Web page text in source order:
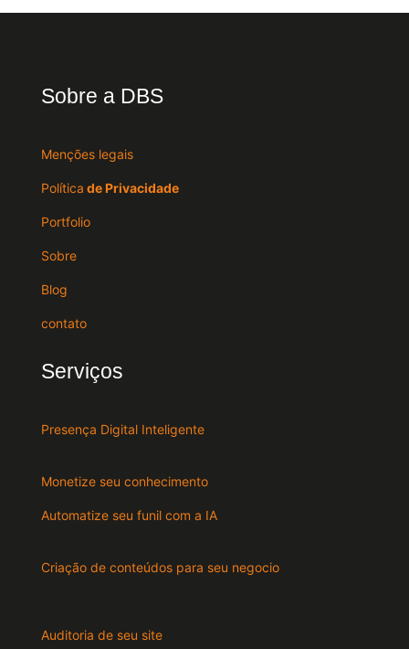
Sobre a DBS
Menções legais
Política de Privacidade
Portfolio
Sobre
Blog
contato
Serviços
Presença Digital Inteligente
Monetize seu conhecimento
Automatize seu funil com a IA
Criação de conteúdos para seu negocio
Auditoria de seu site